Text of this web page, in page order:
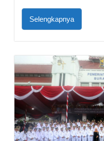
Selengkapnya